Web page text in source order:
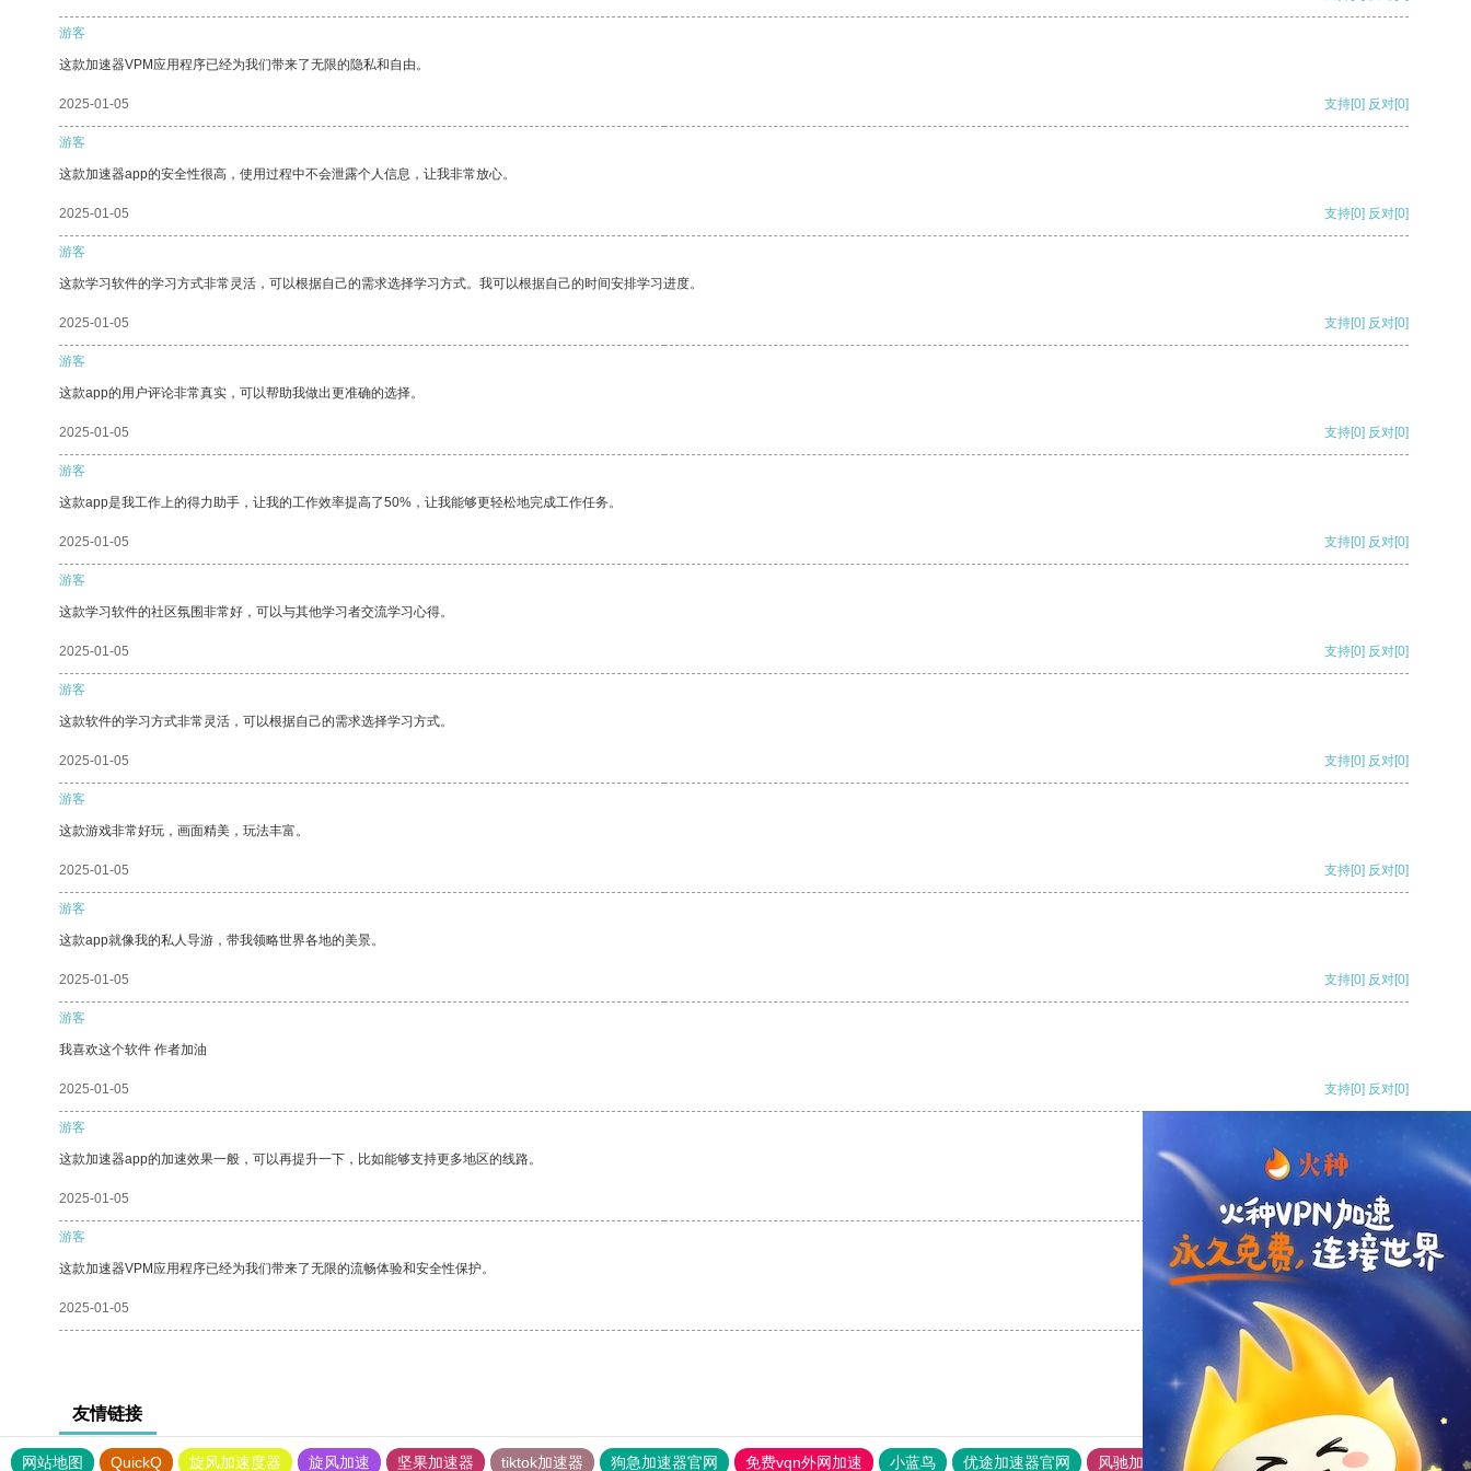
游客
这款加速器VPM应用程序已经为我们带来了无限的隐私和自由。
2025-01-05 支持[0] 反对[0]
游客
这款加速器app的安全性很高，使用过程中不会泄露个人信息，让我非常放心。
2025-01-05 支持[0] 反对[0]
游客
这款学习软件的学习方式非常灵活，可以根据自己的需求选择学习方式。我可以根据自己的时间安排学习进度。
2025-01-05 支持[0] 反对[0]
游客
这款app的用户评论非常真实，可以帮助我做出更准确的选择。
2025-01-05 支持[0] 反对[0]
游客
这款app是我工作上的得力助手，让我的工作效率提高了50%，让我能够更轻松地完成工作任务。
2025-01-05 支持[0] 反对[0]
游客
这款学习软件的社区氛围非常好，可以与其他学习者交流学习心得。
2025-01-05 支持[0] 反对[0]
游客
这款软件的学习方式非常灵活，可以根据自己的需求选择学习方式。
2025-01-05 支持[0] 反对[0]
游客
这款游戏非常好玩，画面精美，玩法丰富。
2025-01-05 支持[0] 反对[0]
游客
这款app就像我的私人导游，带我领略世界各地的美景。
2025-01-05 支持[0] 反对[0]
游客
我喜欢这个软件 作者加油
2025-01-05 支持[0] 反对[0]
游客
这款加速器app的加速效果一般，可以再提升一下，比如能够支持更多地区的线路。
2025-01-05 支持 反对
游客
这款加速器VPM应用程序已经为我们带来了无限的流畅体验和安全性保护。
2025-01-05
友情链接
网站地图 QuickQ 旋风加速度器 旋风加速 坚果加速器 tiktok加速器 狗急加速器官网 免费vqn外网加速 小蓝鸟 优途加速器官网 风驰加速器 旋风加速器